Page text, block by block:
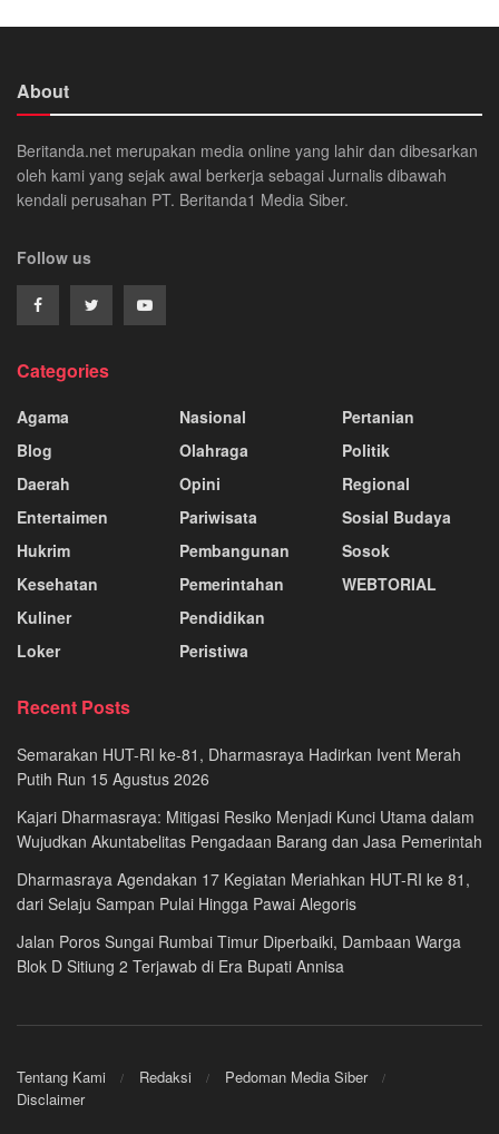
About
Beritanda.net merupakan media online yang lahir dan dibesarkan
oleh kami yang sejak awal berkerja sebagai Jurnalis dibawah
kendali perusahan PT. Beritanda1 Media Siber.
Follow us
Categories
Agama
Blog
Daerah
Entertaimen
Hukrim
Kesehatan
Kuliner
Loker
Nasional
Olahraga
Opini
Pariwisata
Pembangunan
Pemerintahan
Pendidikan
Peristiwa
Pertanian
Politik
Regional
Sosial Budaya
Sosok
WEBTORIAL
Recent Posts
Semarakan HUT-RI ke-81, Dharmasraya Hadirkan Ivent Merah
Putih Run 15 Agustus 2026
Kajari Dharmasraya: Mitigasi Resiko Menjadi Kunci Utama dalam
Wujudkan Akuntabelitas Pengadaan Barang dan Jasa Pemerintah
Dharmasraya Agendakan 17 Kegiatan Meriahkan HUT-RI ke 81,
dari Selaju Sampan Pulai Hingga Pawai Alegoris
Jalan Poros Sungai Rumbai Timur Diperbaiki, Dambaan Warga
Blok D Sitiung 2 Terjawab di Era Bupati Annisa
Tentang Kami Redaksi
Pedoman Media Siber
Disclaimer